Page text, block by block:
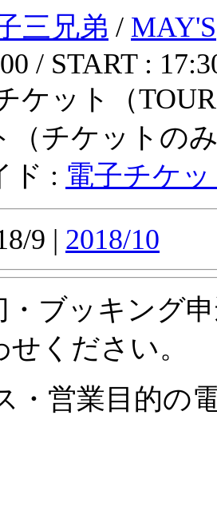
三兄弟 / MAY'S
/ START :
ケット（
（チケットの
ド : 電子チケ
9 | 2018/10
・ブッキング
ください。
・営業目的の